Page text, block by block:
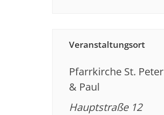
Veranstaltungsort
Pfarrkirche St. Peter
& Paul
Hauptstraße 12